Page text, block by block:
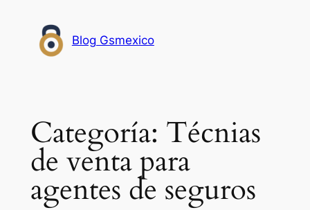
contenido
Blog Gsmexico
Categoría: Técnias
de venta para
agentes de seguros